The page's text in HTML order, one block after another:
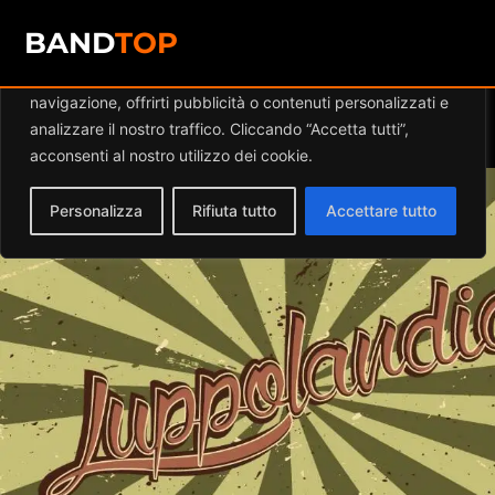
Diamo valore alla tua privacy
navigazione, offrirti pubblicità o contenuti personalizzati e
analizzare il nostro traffico. Cliccando “Accetta tutti”,
acconsenti al nostro utilizzo dei cookie.
Personalizza Rifiuta tutto Accettare tutto
BANDTOP
Events at this location